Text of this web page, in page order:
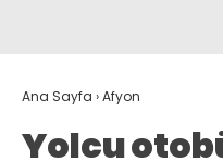
Ana Sayfa ›Afyon
Yolcu